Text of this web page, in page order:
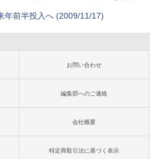
年前半投入へ(2009/11/17)
お問い合わせ
編集部へのご連絡
会社概要
特定商取引法に基づく表示